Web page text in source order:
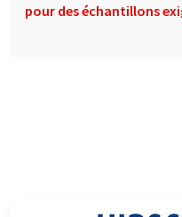
pour des échantillons